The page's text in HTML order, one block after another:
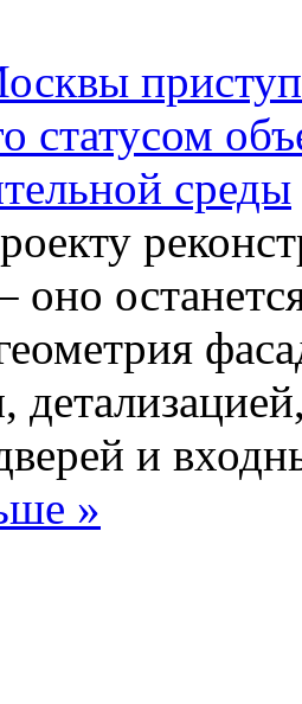
статусом
среды
оно
и
»